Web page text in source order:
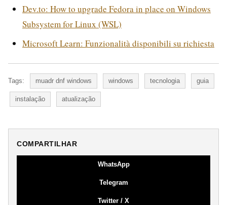
Dev.to: How to upgrade Fedora in place on Windows
Subsystem for Linux (WSL)
Microsoft Learn: Funzionalità disponibili su richiesta
Tags: muadr dnf windows windows tecnologia guia
instalação atualização
COMPARTILHAR
WhatsApp
Telegram
Twitter / X